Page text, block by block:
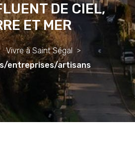
DE CIEL,
ET MER
Vivre à Saint Ségal
entreprises/artisans